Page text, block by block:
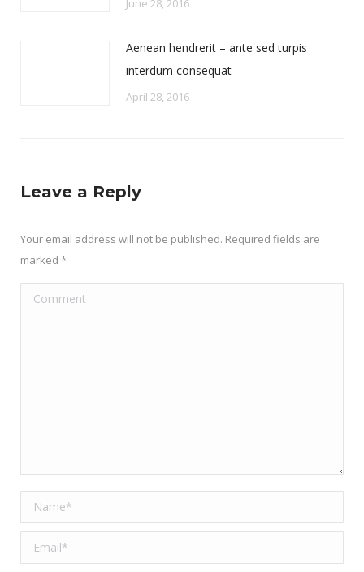
June 28, 2016
Aenean hendrerit – ante sed turpis
interdum consequat
April 28, 2016
Leave a Reply
Your email address will not be published. Required fields are
marked *
Comment
Name *
Email *